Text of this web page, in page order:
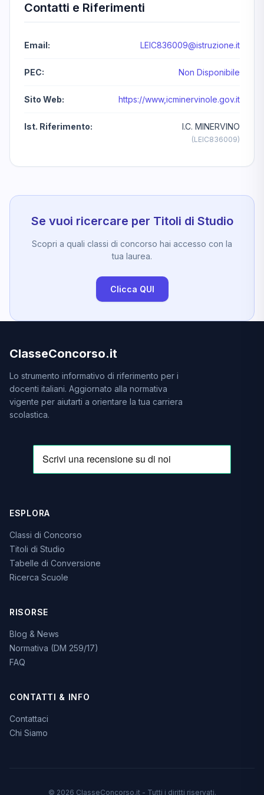
Contatti e Riferimenti
Email: LEIC836009@istruzione.it
PEC: Non Disponibile
Sito Web: https://www,icminervinole.gov.it
Ist. Riferimento: I.C. MINERVINO
(LEIC836009)
Se vuoi ricercare per Titoli di Studio
Scopri a quali classi di concorso hai accesso con la
tua laurea.
Clicca QUI
ClasseConcorso.it
Lo strumento informativo di riferimento per i
docenti italiani. Aggiornato alla normativa
vigente per aiutarti a orientare la tua carriera
scolastica.
ESPLORA
Classi di Concorso
Titoli di Studio
Tabelle di Conversione
Ricerca Scuole
RISORSE
Blog & News
Normativa (DM 259/17)
FAQ
CONTATTI & INFO
Contattaci
Chi Siamo
© 2026 ClasseConcorso.it - Tutti i diritti riservati.